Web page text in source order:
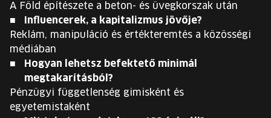
A Föld építészete a beton- és üvegkorszak után
Influencerek, a kapitalizmus jövője?
Reklám, manipuláció és értékteremtés a közösségi
médiában
Hogyan lehetsz befektető minimál
megtakarításból?
Pénzügyi függetlenség gimisként és
egyetemistaként